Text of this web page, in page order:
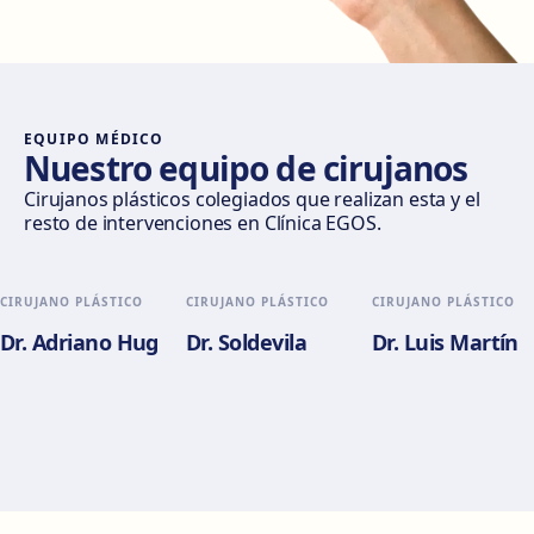
Valencia
Gran Via del Marqués del Túria, 82, L'Eixample, 46005
Alicante
EQUIPO MÉDICO
Nuestro equipo de cirujanos
Cirujanos plásticos colegiados que realizan esta y el
resto de intervenciones en Clínica EGOS.
CIRUJANO PLÁSTICO
Dr. Adriano Hug
CIRUJANO PLÁSTICO
Dr. Soldevila
CIRUJANO PLÁSTICO
Dr. Luis Martín